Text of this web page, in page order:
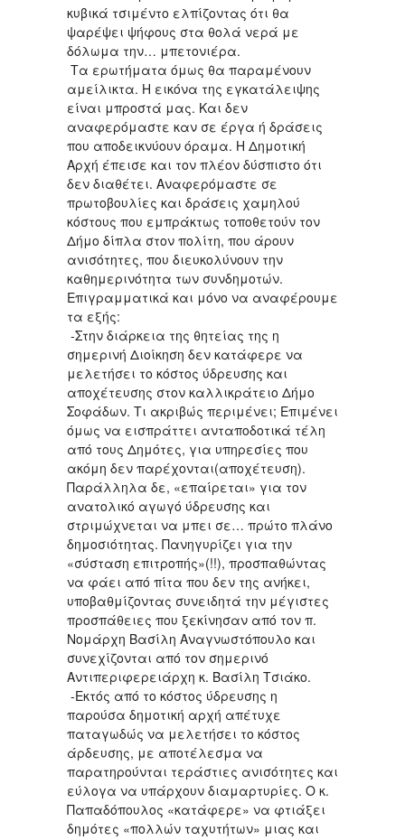
κυβικά τσιμέντο ελπίζοντας ότι θα
ψαρέψει ψήφους στα θολά νερά με
δόλωμα την… μπετονιέρα.
Τα ερωτήματα όμως θα παραμένουν
αμείλικτα. Η εικόνα της εγκατάλειψης
είναι μπροστά μας. Και δεν
αναφερόμαστε καν σε έργα ή δράσεις
που αποδεικνύουν όραμα. Η Δημοτική
Αρχή έπεισε και τον πλέον δύσπιστο ότι
δεν διαθέτει. Αναφερόμαστε σε
πρωτοβουλίες και δράσεις χαμηλού
κόστους που εμπράκτως τοποθετούν τον
Δήμο δίπλα στον πολίτη, που άρουν
ανισότητες, που διευκολύνουν την
καθημερινότητα των συνδημοτών.
Επιγραμματικά και μόνο να αναφέρουμε
τα εξής:
-Στην διάρκεια της θητείας της η
σημερινή Διοίκηση δεν κατάφερε να
μελετήσει το κόστος ύδρευσης και
αποχέτευσης στον καλλικράτειο Δήμο
Σοφάδων. Τι ακριβώς περιμένει; Επιμένει
όμως να εισπράττει ανταποδοτικά τέλη
από τους Δημότες, για υπηρεσίες που
ακόμη δεν παρέχονται(αποχέτευση).
Παράλληλα δε, «επαίρεται» για τον
ανατολικό αγωγό ύδρευσης και
στριμώχνεται να μπει σε… πρώτο πλάνο
δημοσιότητας. Πανηγυρίζει για την
«σύσταση επιτροπής»(!!), προσπαθώντας
να φάει από πίτα που δεν της ανήκει,
υποβαθμίζοντας συνειδητά την μέγιστες
προσπάθειες που ξεκίνησαν από τον π.
Νομάρχη Βασίλη Αναγνωστόπουλο και
συνεχίζονται από τον σημερινό
Αντιπεριφερειάρχη κ. Βασίλη Τσιάκο.
-Εκτός από το κόστος ύδρευσης η
παρούσα δημοτική αρχή απέτυχε
παταγωδώς να μελετήσει το κόστος
άρδευσης, με αποτέλεσμα να
παρατηρούνται τεράστιες ανισότητες και
εύλογα να υπάρχουν διαμαρτυρίες. Ο κ.
Παπαδόπουλος «κατάφερε» να φτιάξει
δημότες «πολλών ταχυτήτων» μιας και